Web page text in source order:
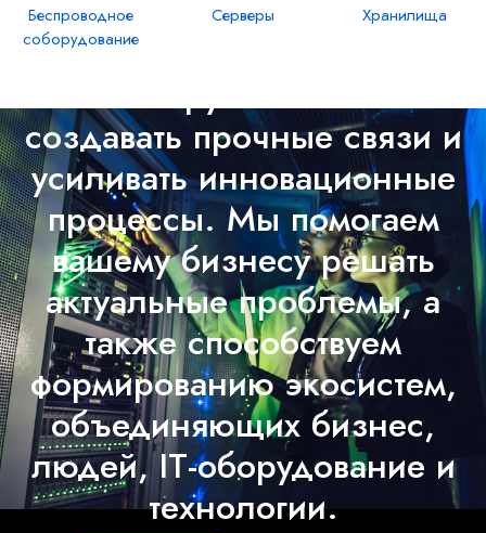
Беспроводное
соборудование
Серверы
Хранилища
С Айти Групп вы можете
создавать прочные связи и
усиливать инновационные
процессы. Мы помогаем
вашему бизнесу решать
актуальные проблемы, а
также способствуем
формированию экосистем,
объединяющих бизнес,
людей, IT-оборудование и
технологии.